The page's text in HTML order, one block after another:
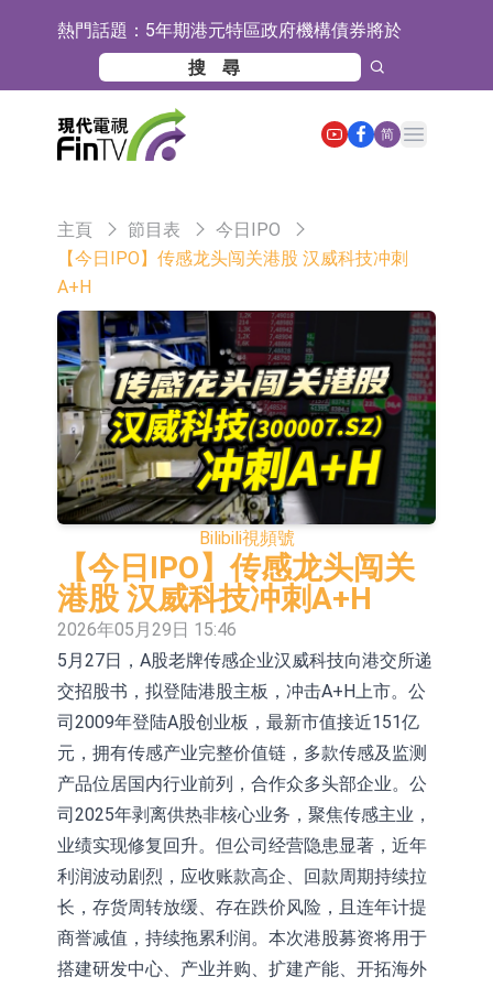
熱門話題： 5年期港元特區政府機構債券將於
2026年8月12日透過重開進行投標
1年期港元隔夜平均指數掛鉤債券將
於2026年8月12日進行投標
香港證監會就中國糖果前高管的失當
行為取得13年取消資格令
【異動股】港股跌幅榜前十，融信中
團(02215.HK)跌35.71%
統工程股權(02902.HK)漲+218.75%，
地緯智能：暫未開展對外的語料商業
PCB、電子元器件等電子及機械產業
鏈一站式研發智造服務
工信部：鼓勵民爆企業依法依規實施
重組整合
工信部：到2030年形成3-5家具有較
強國際運營能力的大型民爆企業集團
因美納：首批由中國生產製造基地生
產的本土化產品完成客戶交付
魯陽節能：公司汽車襯墊 CCMAX、
E2K、HBD系列產品已實現量產銷售
日韓股市收盤雙雙下挫
北京君正：預計後續仍將主要採用季
度調價的模式
【異動股】汽車整車板塊下挫，北汽
藍谷(600733.CN)跌6.38%
【異動股】港股漲幅榜前十，生物係
統工程股權(02902.HK)漲+231.25%，
中國智能健康(00348.HK)漲+133.33%
【異動股】鎢板塊拉升，中鎢高新
(000657.CN)漲7.24%
【異動股】昨日打二板以上表現板塊
拉升，欣天科技(300615.CN)漲
19.97%
【異動股】港股跌幅榜前十，天瑞汽
車内飾(06162.HK)跌18.00%，德信服
務集團(02215.HK)跌16.33%
和光智成完成天使輪數千萬融資
10年期港元特區政府機構債券將於
2026年8月12日透過重開進行投標
简
Open main menu
主頁 節目表
今日IPO
【今日IPO】传感龙头闯关港股 汉威科技冲刺
A+H
Bilibili視頻號
【今日IPO】传感龙头闯关
港股 汉威科技冲刺A+H
2026年05月29日 15:46
5月27日，A股老牌传感企业汉威科技向港交所递
交招股书，拟登陆港股主板，冲击A+H上市。公
司2009年登陆A股创业板，最新市值接近151亿
元，拥有传感产业完整价值链，多款传感及监测
产品位居国内行业前列，合作众多头部企业。公
司2025年剥离供热非核心业务，聚焦传感主业，
业绩实现修复回升。但公司经营隐患显著，近年
利润波动剧烈，应收账款高企、回款周期持续拉
长，存货周转放缓、存在跌价风险，且连年计提
商誉减值，持续拖累利润。本次港股募资将用于
搭建研发中心、产业并购、扩建产能、开拓海外